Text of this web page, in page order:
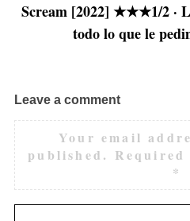
Scream [2022] ★★★1/2 ·
todo lo que le
Leave a comment
Your email
published.
*